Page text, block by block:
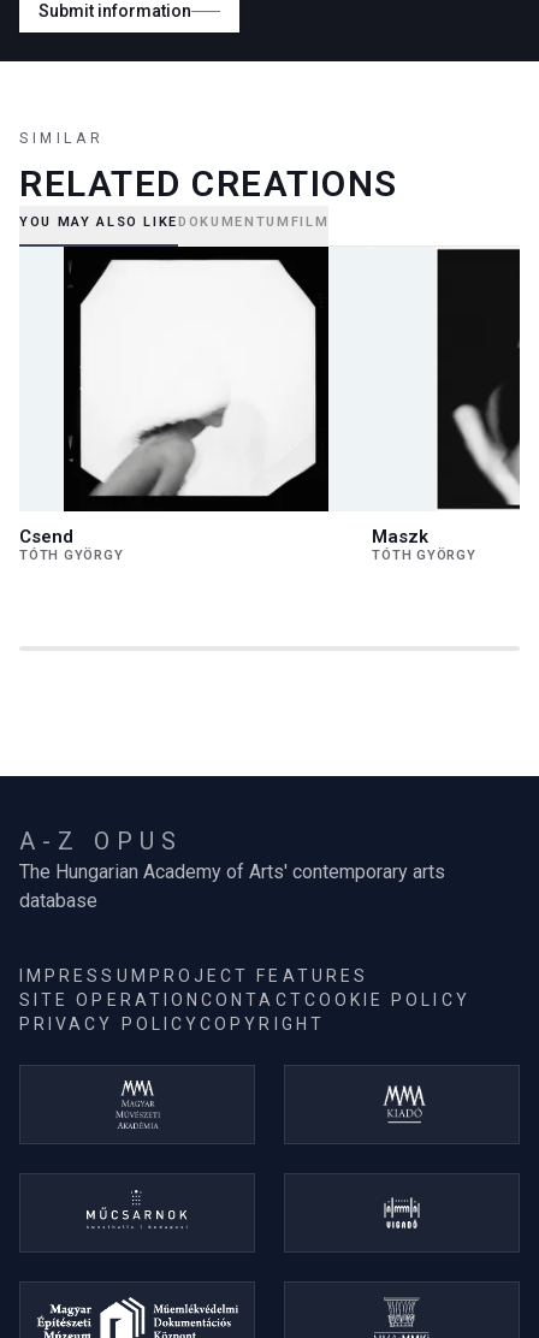
Submit information
SIMILAR
RELATED CREATIONS
YOU MAY ALSO LIKEDOKUMENTUMFILM
Csend
TÓTH GYÖRGY
Maszk
TÓTH GYÖRGY
A-Z OPUS
The Hungarian Academy of Arts' contemporary arts
database
IMPRESSUM PROJECT FEATURES
SITE OPERATIONCONTACTCOOKIE POLICY
PRIVACY POLICYCOPYRIGHT